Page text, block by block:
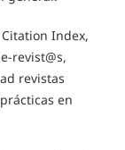
Index,
revist@s,
revistas
en